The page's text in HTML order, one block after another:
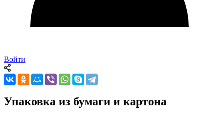
Войти
Упаковка из бумаги и картона